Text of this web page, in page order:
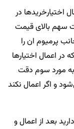
اختیارخریدها در
سهم بالای قیمت
پرمیوم ان را
در اعمال اختیارها
به مورد سوم دقت
متضرر می‌شود و اگر اعمال نکند
بعد از اعمال و